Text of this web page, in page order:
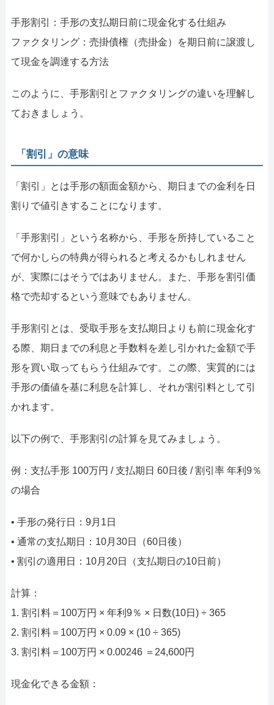
手形割引：手形の支払期日前に現金化する仕組み
ファクタリング：売掛債権（売掛金）を期日前に譲渡し
て現金を調達する方法
このように、手形割引とファクタリングの違いを理解し
ておきましょう。
「割引」の意味
「割引」とは手形の額面金額から、期日までの金利を日
割りで値引きすることになります。
「手形割引」という名称から、手形を所持していること
で何かしらの特典が得られると考えるかもしれません
が、実際にはそうではありません。また、手形を割引価
格で売却するという意味でもありません。
手形割引とは、受取手形を支払期日よりも前に現金化す
る際、期日までの利息と手数料を差し引かれた金額で手
形を買い取ってもらう仕組みです。この際、実質的には
手形の価値を基に利息を計算し、それが割引料として引
かれます。
以下の例で、手形割引の計算を見てみましょう。
例：支払手形 100万円 / 支払期日 60日後 / 割引率 年利9％
の場合
• 手形の発行日：9月1日
• 通常の支払期日：10月30日（60日後）
• 割引の適用日：10月20日（支払期日の10日前）
計算：
1. 割引料＝100万円 × 年利9％ × 日数(10日) ÷ 365
2. 割引料＝100万円 × 0.09 × (10 ÷ 365)
3. 割引料＝100万円 × 0.00246 ＝24,600円
現金化できる金額：